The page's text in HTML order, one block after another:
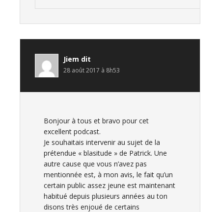
Jiem dit
28 août 2017 à 8h53
Bonjour à tous et bravo pour cet
excellent podcast.
Je souhaitais intervenir au sujet de la
prétendue « blasitude » de Patrick. Une
autre cause que vous n’avez pas
mentionnée est, à mon avis, le fait qu’un
certain public assez jeune est maintenant
habitué depuis plusieurs années au ton
disons très enjoué de certains